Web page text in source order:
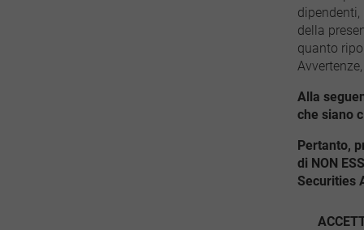
della
quanto
Alla
che siano
Pertanto,
di NON
Securities